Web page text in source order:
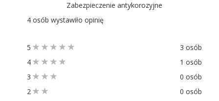
Zabezpieczenie antykorozyjne
4 osób wystawiło opinię
5
3 osób
4
1 osób
3
0 osób
2
0 osób